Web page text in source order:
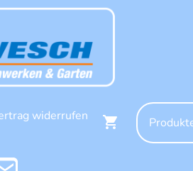
widerrufen